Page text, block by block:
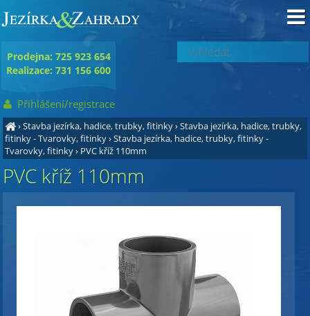
›Stavba jezírka, hadice, trubky, fitinky›Stavba jezírka, hadice, trubky,
fitinky - Tvarovky, fitinky›Stavba jezírka, hadice, trubky, fitinky -
Tvarovky, fitinky› PVC kříž 110mm
PVC kříž 110mm
Prodejna: 725 923 654
Realizace: 731 156 600
Přihlášení/registrace